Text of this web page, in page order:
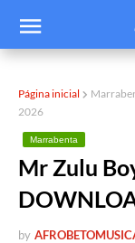
Página inicial
2026
Marrabenta
Mr Zulu
by